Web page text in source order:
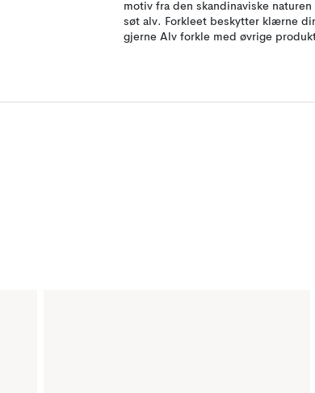
motiv fra den skandinaviske
søt alv. Forkleet beskytter klærne
gjerne Alv forkle med øvrige